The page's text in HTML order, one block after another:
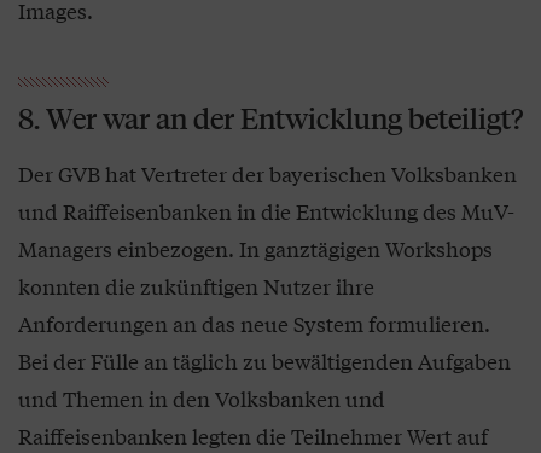
Images.
8. Wer war an der Entwicklung beteiligt?
Der GVB hat Vertreter der bayerischen Volksbanken
und Raiffeisenbanken in die Entwicklung des MuV-
Managers einbezogen. In ganztägigen Workshops
konnten die zukünftigen Nutzer ihre
Anforderungen an das neue System formulieren.
Bei der Fülle an täglich zu bewältigenden Aufgaben
und Themen in den Volksbanken und
Raiffeisenbanken legten die Teilnehmer Wert auf